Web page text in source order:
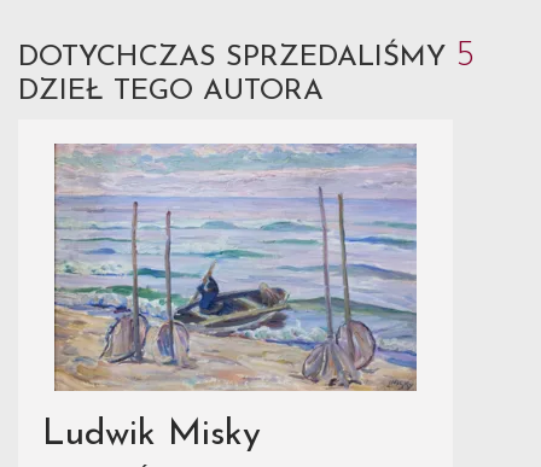
DOTYCHCZAS SPRZEDALIŚMY 5
DZIEŁ TEGO AUTORA
Ludwik Misky